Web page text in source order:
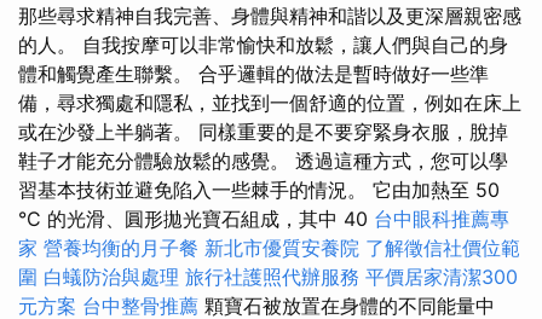
那些尋求精神自我完善、身體與精神和諧以及更深層親密感
的人。 自我按摩可以非常愉快和放鬆，讓人們與自己的身
體和觸覺產生聯繫。 合乎邏輯的做法是暫時做好一些準
備，尋求獨處和隱私，並找到一個舒適的位置，例如在床上
或在沙發上半躺著。 同樣重要的是不要穿緊身衣服，脫掉
鞋子才能充分體驗放鬆的感覺。 透過這種方式，您可以學
習基本技術並避免陷入一些棘手的情況。 它由加熱至 50
°C 的光滑、圓形拋光寶石組成，其中 40 台中眼科推薦專
家 營養均衡的月子餐 新北市優質安養院 了解徵信社價位範
圍 白蟻防治與處理 旅行社護照代辦服務 平價居家清潔300
元方案 台中整骨推薦 顆寶石被放置在身體的不同能量中